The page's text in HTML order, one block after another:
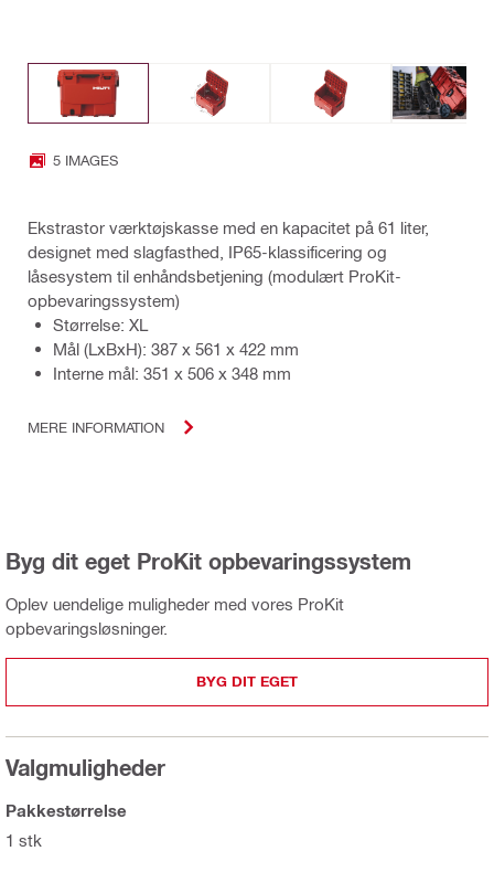
5 IMAGES
Ekstrastor værktøjskasse med en kapacitet på 61 liter,
designet med slagfasthed, IP65-klassificering og
låsesystem til enhåndsbetjening (modulært ProKit-
opbevaringssystem)
Størrelse: XL
Mål (LxBxH): 387 x 561 x 422 mm
Interne mål: 351 x 506 x 348 mm
MERE INFORMATION
Byg dit eget ProKit opbevaringssystem
Oplev uendelige muligheder med vores ProKit
opbevaringsløsninger.
BYG DIT EGET
Valgmuligheder
Pakkestørrelse
1 stk